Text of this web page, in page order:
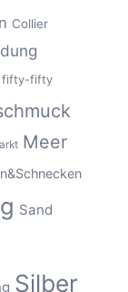
Collier
fifty-fifty
Meer
Sand
Silber